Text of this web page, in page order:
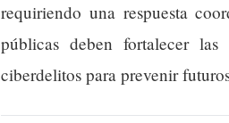
requiriendo una respuesta
públicas deben fortalecer
ciberdelitos para prevenir